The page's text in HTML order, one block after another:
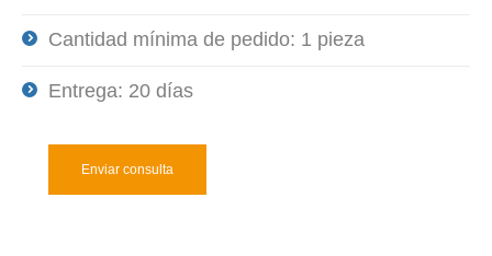
Cantidad mínima de pedido: 1 pieza
Entrega: 20 días
Enviar consulta